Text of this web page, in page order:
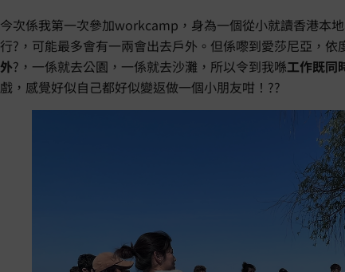
今次係我第一次參加workcamp，身為一個從小就讀香港本
行?，可能最多會有一兩會出去戶外。但係嚟到愛莎尼亞，依
外?，一係就去公園，一係就去沙灘，所以令到我喺工作既同
戲，感覺好似自己都好似變返做一個小朋友咁！??